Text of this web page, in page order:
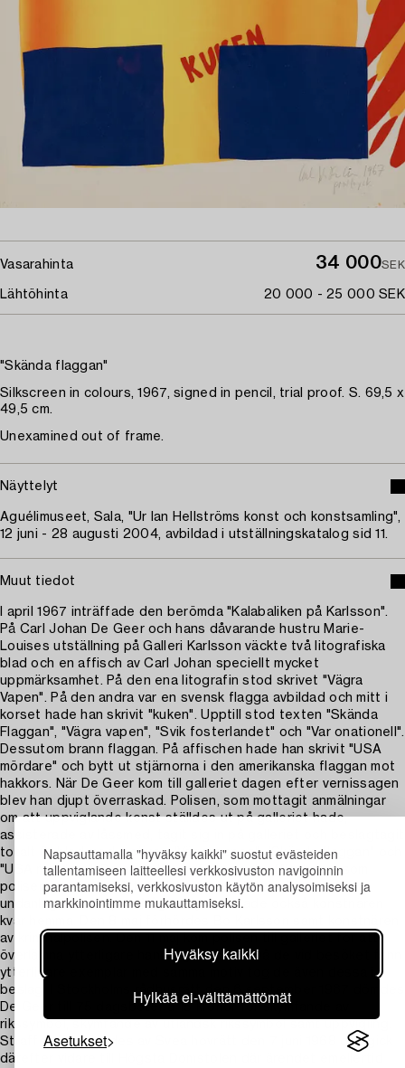
Napsauttamalla "hyväksy kaikki" suostut evästeiden
tallentamiseen laitteellesi verkkosivuston navigoinnin
parantamiseksi, verkkosivuston käytön analysoimiseksi ja
markkinointimme mukauttamiseksi.
Hyväksy kaikki
Hylkää ei-välttämättömät
Asetukset
Vasarahinta 34 000SEK
Lähtöhinta 20 000 - 25 000 SEK
"Skända flaggan"
Silkscreen in colours, 1967, signed in pencil, trial proof. S. 69,5 x
49,5 cm.
Unexamined out of frame.
Näyttelyt
Aguélimuseet, Sala, "Ur Ian Hellströms konst och konstsamling",
12 juni - 28 augusti 2004, avbildad i utställningskatalog sid 11.
Muut tiedot
I april 1967 inträffade den berömda "Kalabaliken på Karlsson".
På Carl Johan De Geer och hans dåvarande hustru Marie-
Louises utställning på Galleri Karlsson väckte två litografiska
blad och en affisch av Carl Johan speciellt mycket
uppmärksamhet. På den ena litografin stod skrivet "Vägra
Vapen". På den andra var en svensk flagga avbildad och mitt i
korset hade han skrivit "kuken". Upptill stod texten "Skända
Flaggan", "Vägra vapen", "Svik fosterlandet" och "Var onationell".
Dessutom brann flaggan. På affischen hade han skrivit "USA
mördare" och bytt ut stjärnorna i den amerikanska flaggan mot
hakkors. När De Geer kom till galleriet dagen efter vernissagen
blev han djupt överraskad. Polisen, som mottagit anmälningar
om att uppviglande konst ställdes ut på galleriet hade,
assisterade av låssmed, tagit sig in på galleriet och beslagtagit
totalt 61 blad med motiven "Vägra vapen", "Skända flaggan" och
"USA mördare". De enda litografierna och affischerna som
polisen inte hade fått med sig var ett fåtal på kontoret
undanlagda exemplar. Några stycken hade också konstnären
kvar hemma. Den 8 maj förhördes Bo Karlsson samt konstnären
av kriminalpolisen. Den 11 maj kom polisen till galleriet för att
överlämna ytterligare handlingar i fallet. Då de vid besöket fann
ytterligare exemplar med samma motiv tog de även dessa i
beslag. I Stockholms rådhusrätt den 6 september 1967 dömdes
De Geer till 75 dagsböter à 15 kronor för skymfande av
rikssymbol, skymfande av utländsk rikssymbol samt uppvigling.
Straffet fastställdes av Svea hovrätt den 7 juni 1968 och gick
därefter vidare till Högsta Domstolen där ärendet emellertid